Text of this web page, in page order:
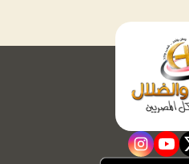
youtube
instagram